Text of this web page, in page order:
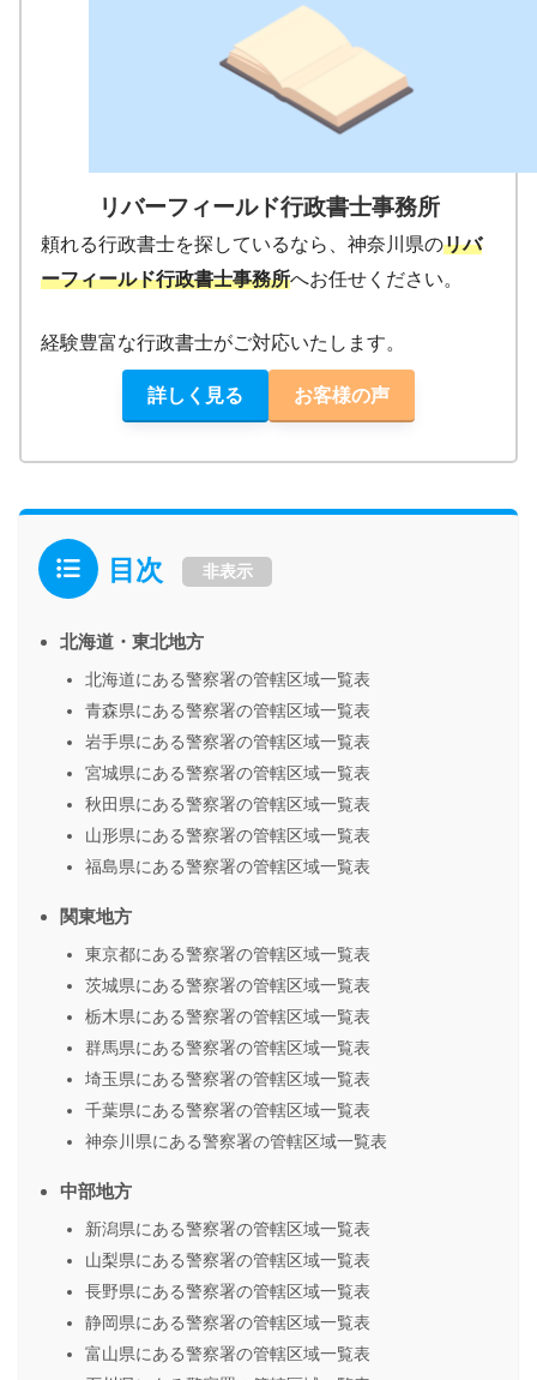
リバーフィールド行政書士事務所
頼れる行政書士を探しているなら、神奈川県のリバ
ーフィールド行政書士事務所へお任せください。
経験豊富な行政書士がご対応いたします。
詳しく見る お客様の声
目次 非表示
北海道・東北地方
北海道にある警察署の管轄区域一覧表
青森県にある警察署の管轄区域一覧表
岩手県にある警察署の管轄区域一覧表
宮城県にある警察署の管轄区域一覧表
秋田県にある警察署の管轄区域一覧表
山形県にある警察署の管轄区域一覧表
福島県にある警察署の管轄区域一覧表
関東地方
東京都にある警察署の管轄区域一覧表
茨城県にある警察署の管轄区域一覧表
栃木県にある警察署の管轄区域一覧表
群馬県にある警察署の管轄区域一覧表
埼玉県にある警察署の管轄区域一覧表
千葉県にある警察署の管轄区域一覧表
神奈川県にある警察署の管轄区域一覧表
中部地方
新潟県にある警察署の管轄区域一覧表
山梨県にある警察署の管轄区域一覧表
長野県にある警察署の管轄区域一覧表
静岡県にある警察署の管轄区域一覧表
富山県にある警察署の管轄区域一覧表